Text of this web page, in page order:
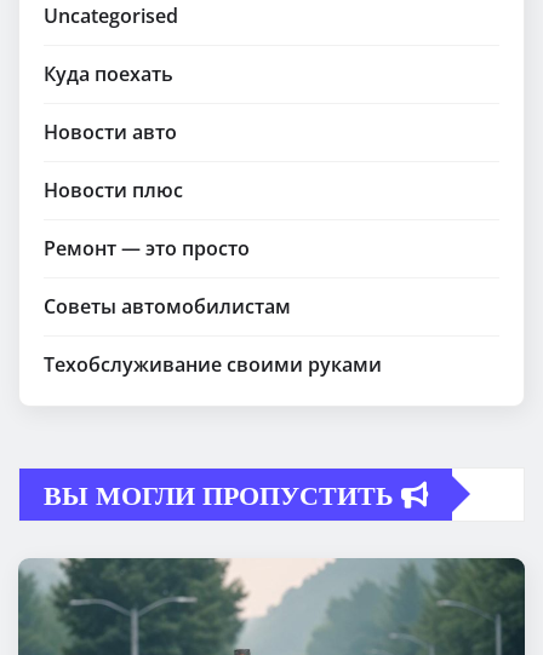
Uncategorised
Куда поехать
Новости авто
Новости плюс
Ремонт — это просто
Советы автомобилистам
Техобслуживание своими руками
ВЫ МОГЛИ ПРОПУСТИТЬ